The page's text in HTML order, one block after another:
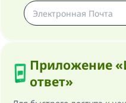
Приложение
ответ»